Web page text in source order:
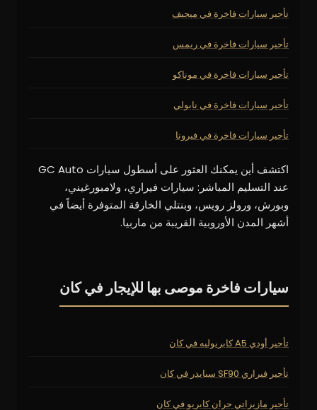
تأجير سيارات فاخرة في ميجيف
تأجير سيارات فاخرة في ريمس
تأجير سيارات فاخرة في موناكو
تأجير سيارات فاخرة في نابولي
تأجير سيارات فاخرة في فيرونا
اكتشف أين يمكنك العثور على أسطول سيارات GC Auto
عند التسليم المباشر: سيارات فيراري، ولامبورغيني،
وبورش، ورولز رويس، وبنتلي الخارقة المتوفرة أيضاً في
أشهر المدن الأوروبية القريبة من ماربيا.
سيارات فاخرة موصى بها للإيجار في كان
تأجير أودي A5 كابريوليه في كان
تأجير فيراري SF90 سبايدر في كان
تأجير مازيراتي جران كابريو في كان